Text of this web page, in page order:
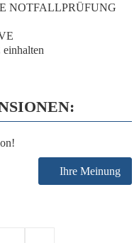
NOTFALLPRÜFUNG
einhalten
Ihre Meinung